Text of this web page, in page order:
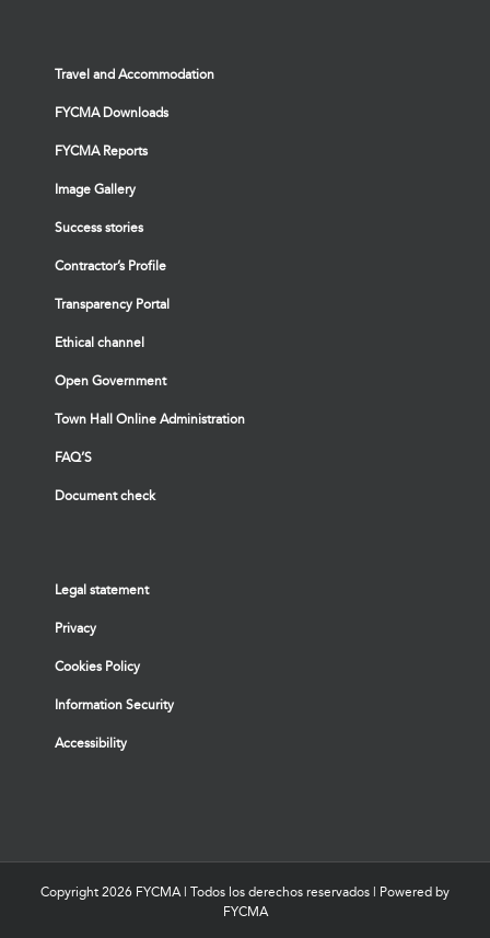
Travel and Accommodation
FYCMA Downloads
FYCMA Reports
Image Gallery
Success stories
Contractor’s Profile
Transparency Portal
Ethical channel
Open Government
Town Hall Online Administration
FAQ’S
Document check
Legal statement
Privacy
Cookies Policy
Information Security
Accessibility
Copyright 2026 FYCMA | Todos los derechos reservados | Powered by
FYCMA